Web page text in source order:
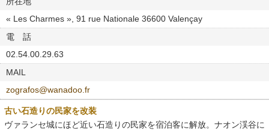
« Les Charmes », 91 rue Nationale 36600 Valençay
電 話
02.54.00.29.63
MAIL
zografos@wanadoo.fr
古い石造りの民家を改装
ヴァランセ城にほど近い石造りの民家を宿泊客に解放。ナオン渓谷に